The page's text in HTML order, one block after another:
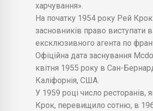
харчування».
На початку 1954 року Рей
засновників право виступати в
ексклюзивного агента по
Офіційна дата заснування
квітня 1955 року в Сан-
Каліфорнія, США.
У 1959 році число ресторанів,
Крок, перевищило сотню, в